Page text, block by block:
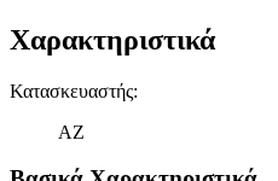
Χαρακτηριστικά
Κατασκευαστής:
AZ